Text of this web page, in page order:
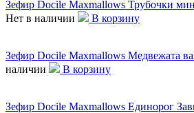
Зефир Docile Maxmallows Трубочки
Нет в наличии
В корзину
Зефир Docile Maxmallows Медвежата
наличии
В корзину
Зефир Docile Maxmallows Единорог